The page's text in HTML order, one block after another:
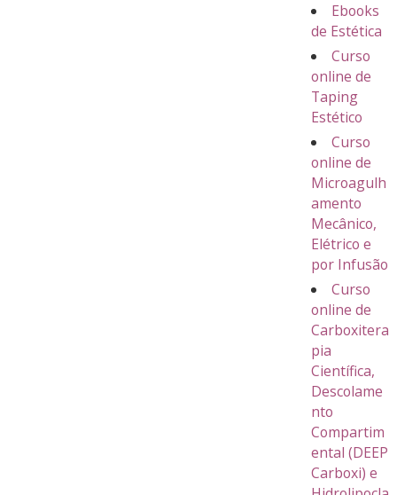
Ebooks
de Estética
Curso
online de
Taping
Estético
Curso
online de
Microagulh
amento
Mecânico,
Elétrico e
por Infusão
Curso
online de
Carboxitera
pia
Científica,
Descolame
nto
Compartim
ental (DEEP
Carboxi) e